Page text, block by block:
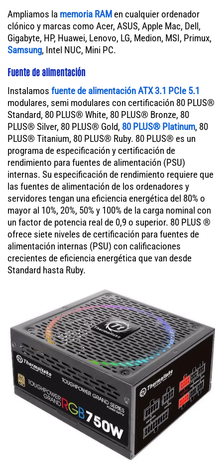
Ampliamos la memoria RAM en cualquier ordenador
clónico y marcas como Acer, ASUS, Apple Mac, Dell,
Gigabyte, HP, Huawei, Lenovo, LG, Medion, MSI, Primux,
Samsung, Intel NUC, Mini PC.
Fuente de alimentación
Instalamos fuente de alimentación ATX 3.1 PCIe 5.1
modulares, semi modulares con certificación 80 PLUS®
Standard, 80 PLUS® White, 80 PLUS® Bronze, 80
PLUS® Silver, 80 PLUS® Gold, 80 PLUS® Platinum, 80
PLUS® Titanium, 80 PLUS® Ruby. 80 PLUS® es un
programa de especificación y certificación de
rendimiento para fuentes de alimentación (PSU)
internas. Su especificación de rendimiento requiere que
las fuentes de alimentación de los ordenadores y
servidores tengan una eficiencia energética del 80% o
mayor al 10%, 20%, 50% y 100% de la carga nominal con
un factor de potencia real de 0,9 o superior. 80 PLUS ®
ofrece siete niveles de certificación para fuentes de
alimentación internas (PSU) con calificaciones
crecientes de eficiencia energética que van desde
Standard hasta Ruby.